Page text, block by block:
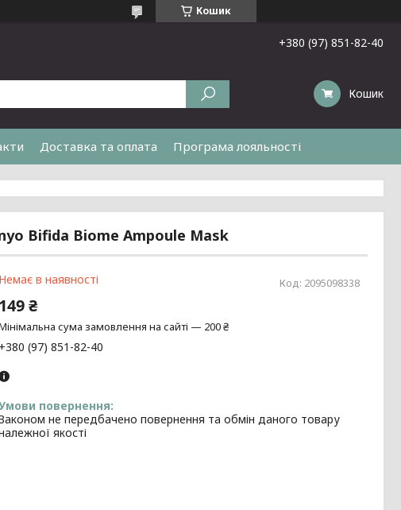
Кошик
+380 (97) 851-82-40
Кошик
Доставка та оплата Програма лояльності
Bifida Biome Ampoule Mask
Немає в наявності Код: 2095098338
149 ₴
сума замовлення на сайті — 200 ₴
+380 (97) 851-82-40
не передбачено повернення та обмін даного товару
якості